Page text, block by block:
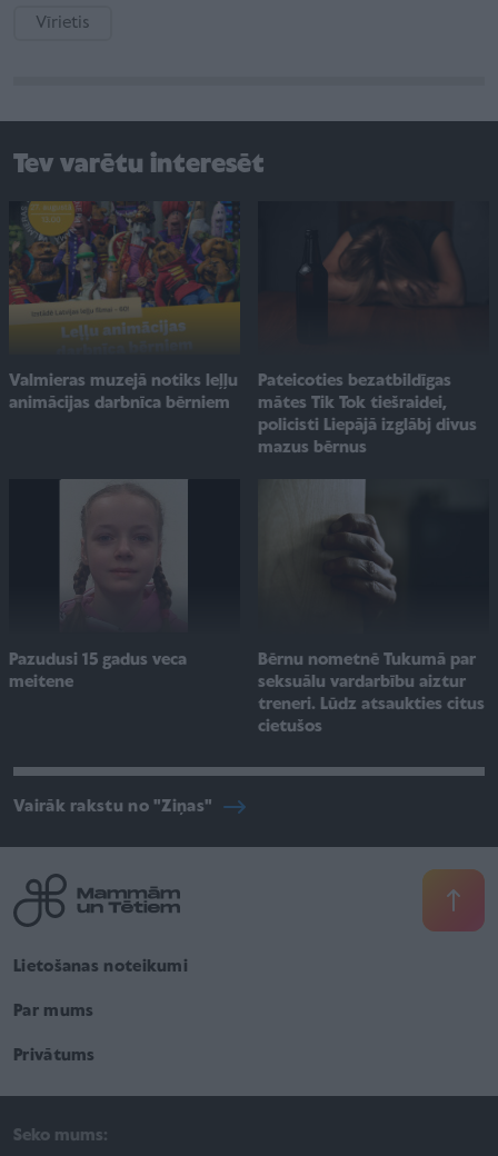
Vīrietis
Tev varētu interesēt
Valmieras muzejā notiks leļļu
animācijas darbnīca bērniem
Pateicoties bezatbildīgas
mātes Tik Tok tiešraidei,
policisti Liepājā izglābj divus
mazus bērnus
Pazudusi 15 gadus veca
meitene
Bērnu nometnē Tukumā par
seksuālu vardarbību aiztur
treneri. Lūdz atsaukties citus
cietušos
Vairāk rakstu no "Ziņas"
Lietošanas noteikumi
Par mums
Privātums
Seko mums: